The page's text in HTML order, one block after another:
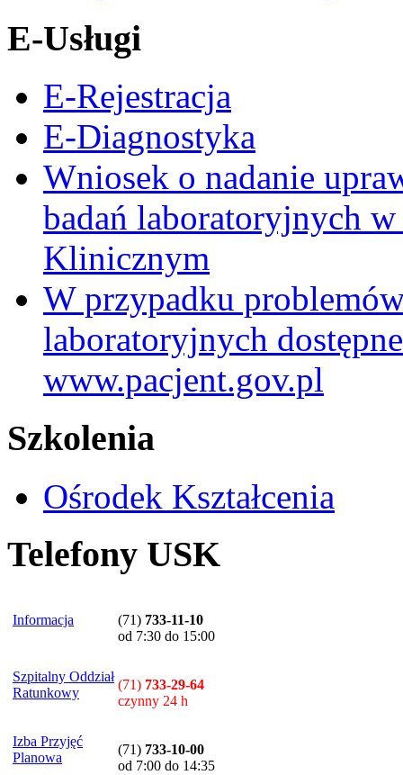
E-Usługi
E-Rejestracja
E-Diagnostyka
Wniosek o nadanie
badań laboratoryjnych
Klinicznym
W przypadku
laboratoryjnych
www.pacjent.gov.pl
Szkolenia
Ośrodek Kształcenia
Telefony USK
Informacja (71) 733-11-10
od 7:30 do 15:00
Szpitalny Oddział
Ratunkowy
(71) 733-29-64
czynny 24 h
Izba Przyjęć
Planowa
(71) 733-10-00
od 7:00 do 14:35